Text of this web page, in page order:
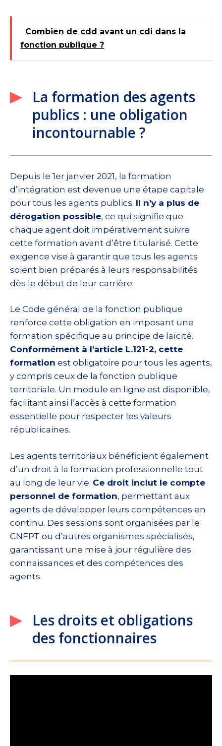
Combien de cdd avant un cdi dans la
fonction publique ?
La formation des agents
publics : une obligation
incontournable ?
Depuis le 1er janvier 2021, la formation
d’intégration est devenue une étape capitale
pour tous les agents publics. Il n’y a plus de
dérogation possible, ce qui signifie que
chaque agent doit impérativement suivre
cette formation avant d’être titularisé. Cette
exigence vise à garantir que tous les agents
soient bien préparés à leurs responsabilités
dès le début de leur carrière.
Le Code général de la fonction publique
renforce cette obligation en imposant une
formation spécifique au principe de laïcité.
Conformément à l’article L.121-2, cette
formation est obligatoire pour tous les agents,
y compris ceux de la fonction publique
territoriale. Un module en ligne est disponible,
facilitant ainsi l’accès à cette formation
essentielle pour respecter les valeurs
républicaines.
Les agents territoriaux bénéficient également
d’un droit à la formation professionnelle tout
au long de leur vie. Ce droit inclut le compte
personnel de formation, permettant aux
agents de développer leurs compétences en
continu. Des sessions sont organisées par le
CNFPT ou d’autres organismes spécialisés,
garantissant une mise à jour régulière des
connaissances et des compétences des
agents.
Les droits et obligations
des fonctionnaires